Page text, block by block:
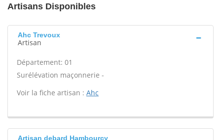
Artisans Disponibles
Ahc Trevoux
Artisan
Département: 01
Surélévation maçonnerie -
Voir la fiche artisan : Ahc
Artisan debard Hambourcy